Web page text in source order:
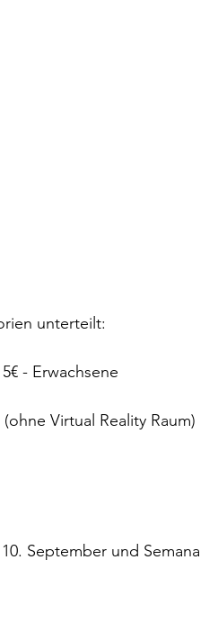
unterteilt:
- Erwachsene
Virtual Reality Raum)
September und Semana